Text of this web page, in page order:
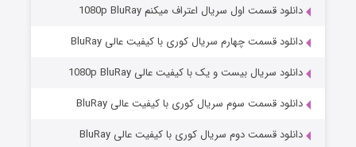
مردگان متحرک: شهر مرده ۳
دانلود قسمت اول سریال اعتراف میکنم 1080p BluRay
دانلود قسمت چهارم سریال کوری با کیفیت عالی BluRay
دانلود سریال بیست و یک با کیفیت عالی 1080p BluRay
دانلود قسمت سوم سریال کوری با کیفیت عالی BluRay
دانلود قسمت دوم سریال کوری با کیفیت عالی BluRay